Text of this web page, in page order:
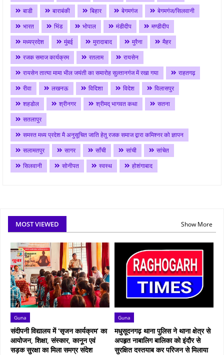
बाडी
बाराबंकी बिहार बेगमगंज
बेगमगंज/सिलवानी
भारत
भिंड भोपाल मंडीदीप
मण्डीदीप
मध्यप्रदेश
मुंबई मुरादाबाद मुरैना
मैहर
रजक समाज कार्यक्रम
रतलाम
रायसेन
रायसेन तात्या मामा भील जयंती का समारोह सुल्तानगंज में रखा गया
राहतगढ़
रीवा
लखनऊ विदिशा विदेश
विलासपुर
शहडोल
श्रीनगर श्रीमद् भागवत कथा
सतना
सतलापुर
समस्त मध्य प्रदेश मै अनुसूचित जाति हेतु रजक समाज द्वारा कमिश्नर को ज्ञापन
सलामतपुर
सागर साँची सांची
सांचेत
सिलवानी
सोनीपत स्वस्थ होशंगाबाद
MOST VIEWED Show More
Guna
संदीपनी विद्यालय में ‘सृजन कार्यक्रम’ का
आयोजन, शिक्षा, संस्कार, कानून एवं
सड़क सुरक्षा का मिला समग्र संदेश
Guna
मधुसूदनगढ़ थाना पुलिस ने थाना क्षेत्र से
अपहृत नाबालिग बालिका को इंदौर से
सुरक्षित दस्तयाब कर परिजन से मिलाया